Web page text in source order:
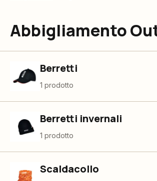
Abbigliamento
Berretti
1 prodotto
Berretti invernali
1 prodotto
Scaldacollo